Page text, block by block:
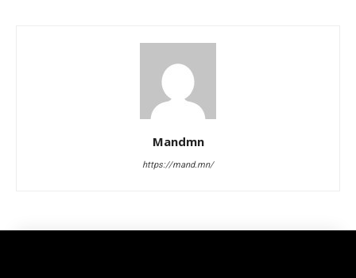
Mandmn
https://mand.mn/